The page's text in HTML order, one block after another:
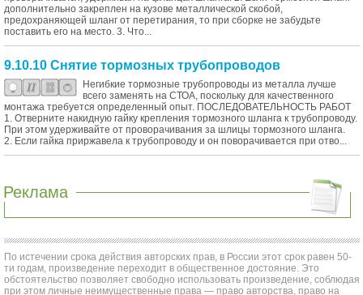
дополнительно закреплен на кузове металлической скобой,
предохраняющей шланг от перетирания, то при сборке не забудьте
поставить его на место. 3. Что...
9.10.10 Снятие тормозных трубопроводов
Негибкие тормозные трубопроводы из металла лучше
всего заменять на СТОА, поскольку для качественного
монтажа требуется определенный опыт. ПОСЛЕДОВАТЕЛЬНОСТЬ РАБОТ
1. Отверните накидную гайку крепления тормозного шланга к трубопроводу.
При этом удерживайте от проворачивания за шлицы тормозного шланга.
2. Если гайка приржавела к трубопроводу и он поворачивается при отво...
Реклама
По истечении срока действия авторских прав, в России этот срок равен 50-
ти годам, произведение переходит в общественное достояние. Это
обстоятельство позволяет свободно использовать произведение, соблюдая
при этом личные неимущественные права — право авторства, право на